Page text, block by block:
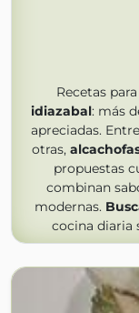
Recetas para
idiazabal: más
apreciadas.
otras,
propuestas
combinan
modernas.
cocina diaria